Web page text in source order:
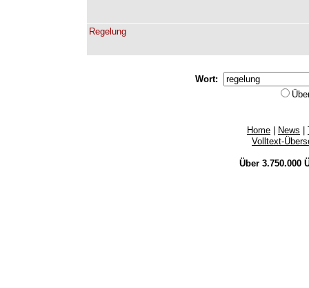
Regelung
Wort:
Home News
Volltext-
Über 3.750.000